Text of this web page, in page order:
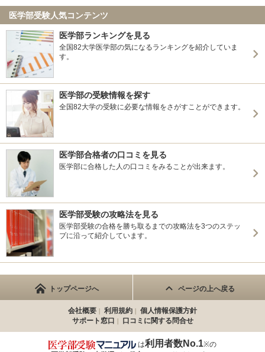
医学部受験人気コンテンツ
医学部ランキングを見る
全国82大学医学部の気になるランキングを紹介していま
す。
医学部の受験情報を探す
全国82大学の受験に必要な情報をさがすことができます。
医学部合格者の口コミを見る
医学部に合格した人の口コミをみることが出来ます。
医学部受験の攻略法を見る
医学部受験の合格を勝ち取るまでの攻略法を3つのステッ
プに沿って紹介しています。
トップページへ ページの上へ戻る
会社概要 利用規約
個人情報保護方針
サポート窓口
口コミに関する問合せ
は利用者数No.1※の